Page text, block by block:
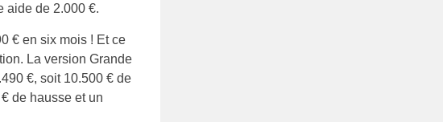
aide de 2.000 €.
€ en six mois ! Et ce
La version Grande
€, soit 10.500 € de
de hausse et un